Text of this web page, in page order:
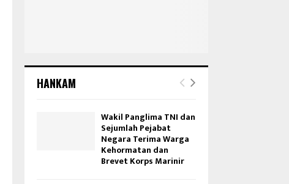
HANKAM
Wakil Panglima TNI dan
Sejumlah Pejabat
Negara Terima Warga
Kehormatan dan
Brevet Korps Marinir